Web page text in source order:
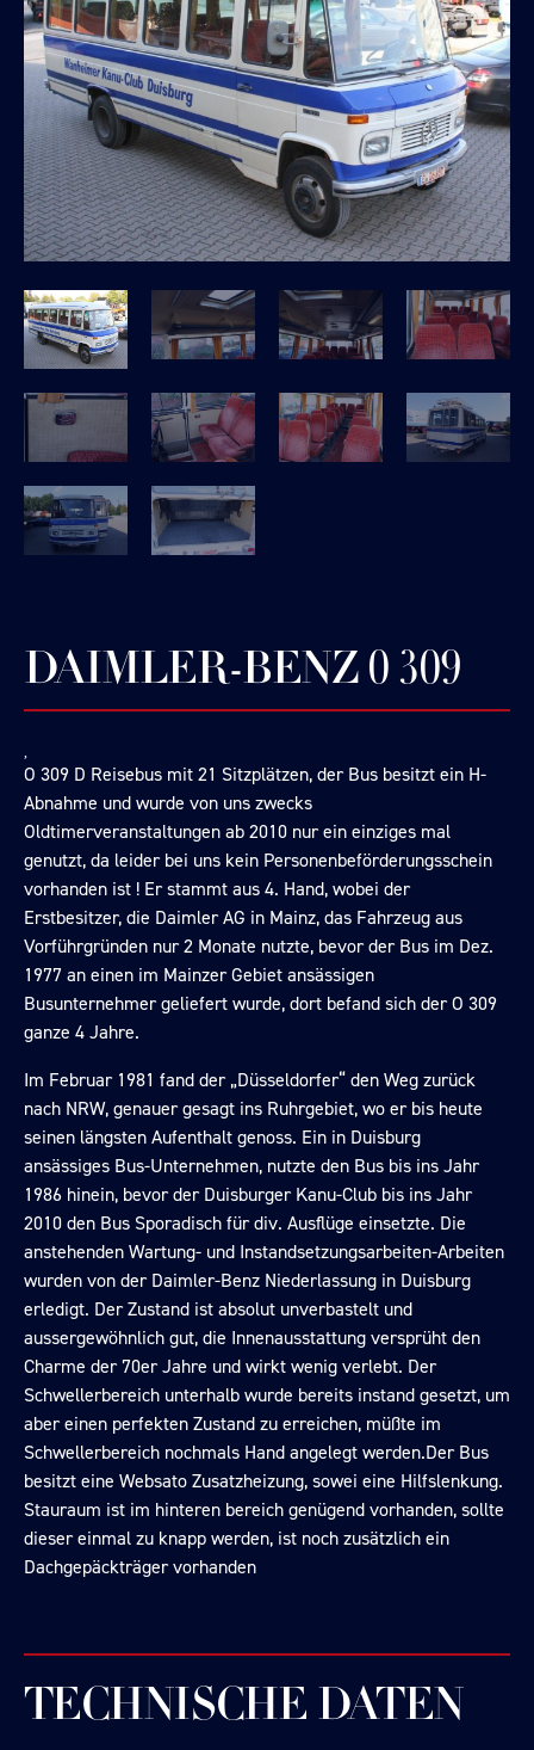
DAIMLER-BENZ 0 309
O 309 D Reisebus mit 21 Sitzplätzen, der Bus besitzt ein H-
Abnahme und wurde von uns zwecks
Oldtimerveranstaltungen ab 2010 nur ein einziges mal
genutzt, da leider bei uns kein Personenbeförderungsschein
vorhanden ist ! Er stammt aus 4. Hand, wobei der
Erstbesitzer, die Daimler AG in Mainz, das Fahrzeug aus
Vorführgründen nur 2 Monate nutzte, bevor der Bus im Dez.
1977 an einen im Mainzer Gebiet ansässigen
Busunternehmer geliefert wurde, dort befand sich der O 309
ganze 4 Jahre.
Im Februar 1981 fand der „Düsseldorfer“ den Weg zurück
nach NRW, genauer gesagt ins Ruhrgebiet, wo er bis heute
seinen längsten Aufenthalt genoss. Ein in Duisburg
ansässiges Bus-Unternehmen, nutzte den Bus bis ins Jahr
1986 hinein, bevor der Duisburger Kanu-Club bis ins Jahr
2010 den Bus Sporadisch für div. Ausflüge einsetzte. Die
anstehenden Wartung- und Instandsetzungsarbeiten-Arbeiten
wurden von der Daimler-Benz Niederlassung in Duisburg
erledigt. Der Zustand ist absolut unverbastelt und
aussergewöhnlich gut, die Innenausstattung versprüht den
Charme der 70er Jahre und wirkt wenig verlebt. Der
Schwellerbereich unterhalb wurde bereits instand gesetzt, um
aber einen perfekten Zustand zu erreichen, müßte im
Schwellerbereich nochmals Hand angelegt werden.Der Bus
besitzt eine Websato Zusatzheizung, sowei eine Hilfslenkung.
Stauraum ist im hinteren bereich genügend vorhanden, sollte
dieser einmal zu knapp werden, ist noch zusätzlich ein
Dachgepäckträger vorhanden
TECHNISCHE DATEN